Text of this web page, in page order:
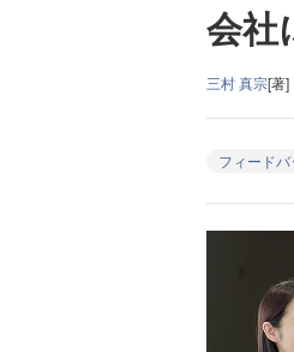
会社
三村 真宗[著]
フィードバ